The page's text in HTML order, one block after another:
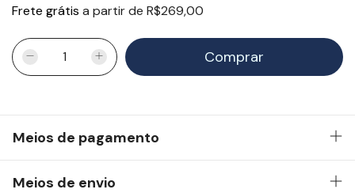
Frete grátis a partir de R$269,00
Meios de pagamento
Meios de envio